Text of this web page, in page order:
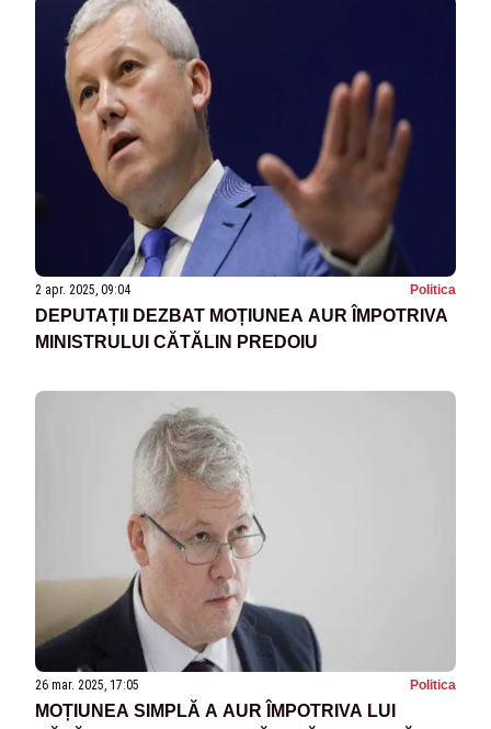
2 apr. 2025, 09:04 Politica
DEPUTAȚII DEZBAT MOȚIUNEA AUR ÎMPOTRIVA
MINISTRULUI CĂTĂLIN PREDOIU
26 mar. 2025, 17:05 Politica
MOȚIUNEA SIMPLĂ A AUR ÎMPOTRIVA LUI